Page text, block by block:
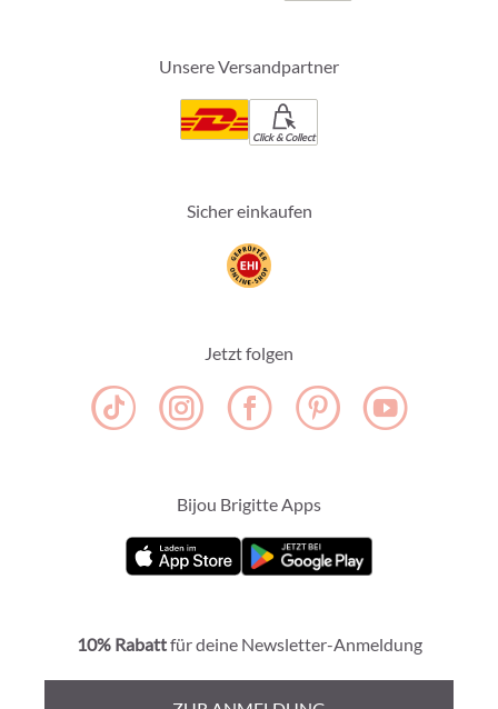
Unsere Versandpartner
Click & Collect
Sicher einkaufen
Jetzt folgen
Bijou Brigitte Apps
10% Rabattfür deine Newsletter-Anmeldung